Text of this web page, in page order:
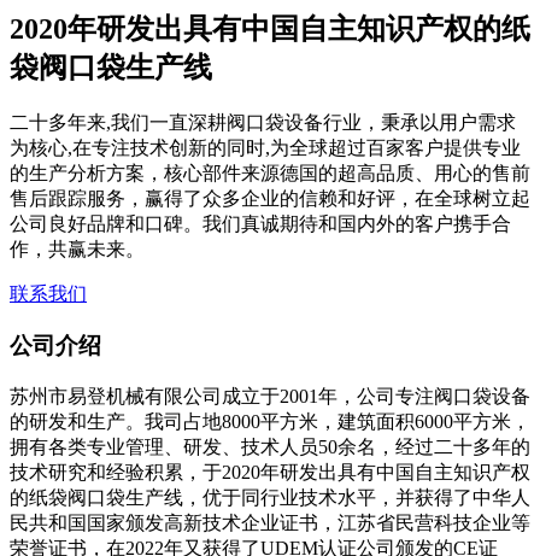
2020年研发出具有中国自主知识产权的纸
袋阀口袋生产线
二十多年来,我们一直深耕阀口袋设备行业，秉承以用户需求
为核心,在专注技术创新的同时,为全球超过百家客户提供专业
的生产分析方案，核心部件来源德国的超高品质、用心的售前
售后跟踪服务，赢得了众多企业的信赖和好评，在全球树立起
公司良好品牌和口碑。我们真诚期待和国内外的客户携手合
作，共赢未来。
联系我们
公司介绍
苏州市易登机械有限公司成立于2001年，公司专注阀口袋设备
的研发和生产。我司占地8000平方米，建筑面积6000平方米，
拥有各类专业管理、研发、技术人员50余名，经过二十多年的
技术研究和经验积累，于2020年研发出具有中国自主知识产权
的纸袋阀口袋生产线，优于同行业技术水平，并获得了中华人
民共和国国家颁发高新技术企业证书，江苏省民营科技企业等
荣誉证书，在2022年又获得了UDEM认证公司颁发的CE证